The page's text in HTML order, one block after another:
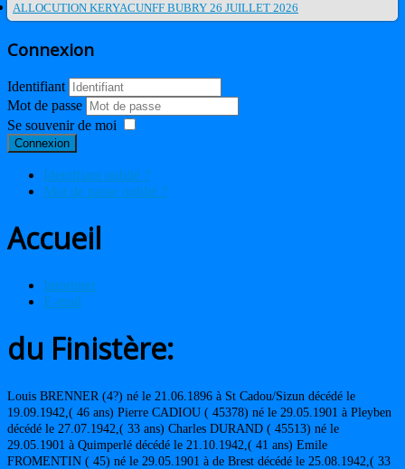
ALLOCUTION KERYACUNFF BUBRY 26 JUILLET 2026
Connexion
Identifiant
Mot de passe
Se souvenir de moi
Connexion
Identifiant oublié ?
Mot de passe oublié ?
Accueil
Imprimer
E-mail
du Finistère:
Louis BRENNER (4?) né le 21.06.1896 à St Cadou/Sizun décédé le
19.09.1942,( 46 ans) Pierre CADIOU ( 45378) né le 29.05.1901 à Pleyben
décédé le 27.07.1942,( 33 ans) Charles DURAND ( 45513) né le
29.05.1901 à Quimperlé décédé le 21.10.1942,( 41 ans) Emile
FROMENTIN ( 45) né le 29.05.1901 à de Brest décédé le 25.08.1942,( 33